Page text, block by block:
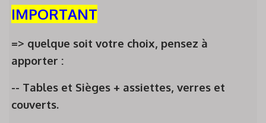
IMPORTANT
=> quelque soit votre choix, pensez à
apporter :
-- Tables et Sièges + assiettes, verres et
couverts.